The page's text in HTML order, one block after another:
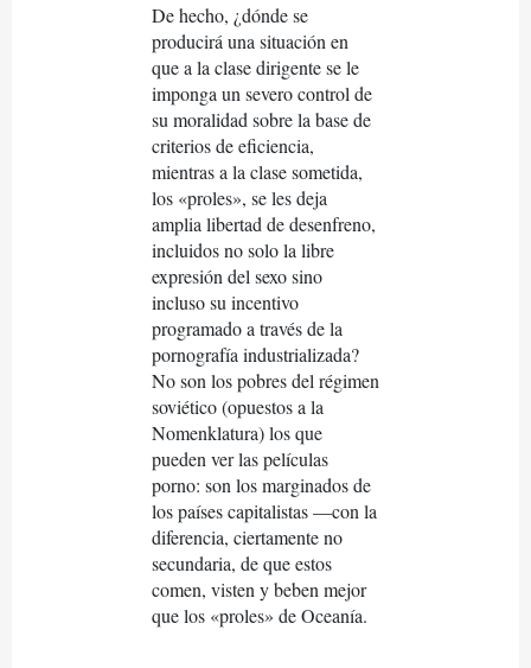
De hecho, ¿dónde se
producirá una situación en
que a la clase dirigente se le
imponga un severo control de
su moralidad sobre la base de
criterios de eficiencia,
mientras a la clase sometida,
los «proles», se les deja
amplia libertad de desenfreno,
incluidos no solo la libre
expresión del sexo sino
incluso su incentivo
programado a través de la
pornografía industrializada?
No son los pobres del régimen
soviético (opuestos a la
Nomenklatura) los que
pueden ver las películas
porno: son los marginados de
los países capitalistas —con la
diferencia, ciertamente no
secundaria, de que estos
comen, visten y beben mejor
que los «proles» de Oceanía.